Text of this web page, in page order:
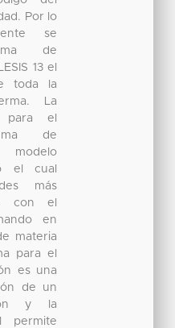
Por lo
se
de
13 el
toda la
La
para el
de
el cual
más
con el
en
materia
para el
es una
de un
y la
permite